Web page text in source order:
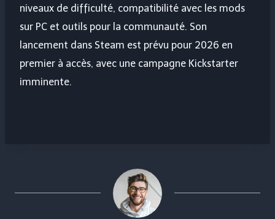
niveaux de difficulté, compatibilité avec les mods
sur PC et outils pour la communauté. Son
lancement dans Steam est prévu pour 2026 en
premier à accès, avec une campagne Kickstarter
imminente.